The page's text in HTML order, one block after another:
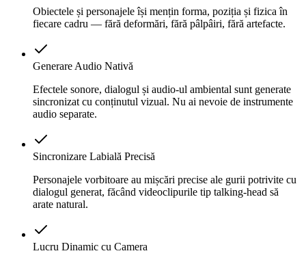
Obiectele și personajele își mențin forma, poziția și fizica în
fiecare cadru — fără deformări, fără pâlpâiri, fără artefacte.
Generare Audio Nativă
Efectele sonore, dialogul și audio-ul ambiental sunt generate
sincronizat cu conținutul vizual. Nu ai nevoie de instrumente
audio separate.
Sincronizare Labială Precisă
Personajele vorbitoare au mișcări precise ale gurii potrivite cu
dialogul generat, făcând videoclipurile tip talking-head să
arate natural.
Lucru Dinamic cu Camera